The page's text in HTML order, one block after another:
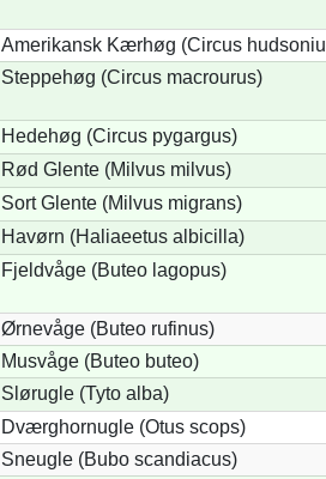
Amerikansk Kærhøg (Circus
Steppehøg (Circus macrourus)
Hedehøg (Circus pygargus)
Rød Glente (Milvus milvus)
Sort Glente (Milvus migrans)
Havørn (Haliaeetus albicilla)
Fjeldvåge (Buteo lagopus)
Ørnevåge (Buteo rufinus)
Musvåge (Buteo buteo)
Slørugle (Tyto alba)
Dværghornugle (Otus scops)
Sneugle (Bubo scandiacus)